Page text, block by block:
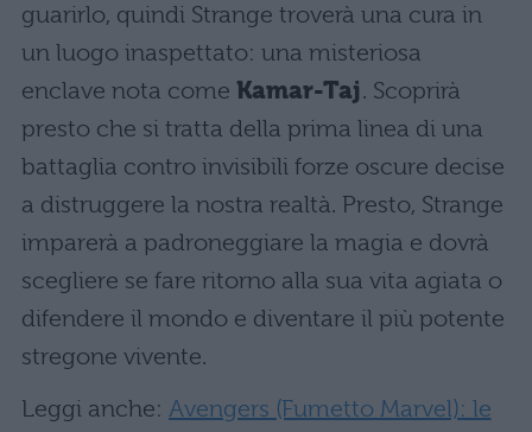
guarirlo, quindi Strange troverà una cura in
un luogo inaspettato: una misteriosa
enclave nota come Kamar-Taj. Scoprirà
presto che si tratta della prima linea di una
battaglia contro invisibili forze oscure decise
a distruggere la nostra realtà. Presto, Strange
imparerà a padroneggiare la magia e dovrà
scegliere se fare ritorno alla sua vita agiata o
difendere il mondo e diventare il più potente
stregone vivente.
Leggi anche: Avengers (Fumetto Marvel): le